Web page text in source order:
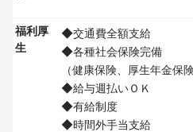
福利厚
生
◆交通費全額支給
◆各種社会保険完備
（健康保険、厚生年金保
◆給与週払いＯＫ
◆有給制度
◆時間外手当支給